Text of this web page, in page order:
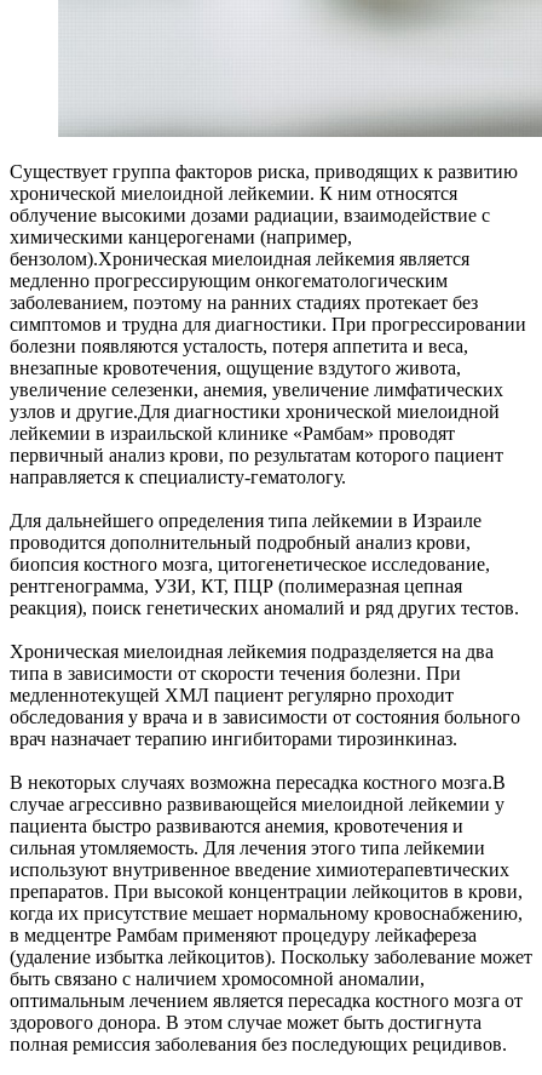
Существует группа факторов риска, приводящих к развитию
хронической миелоидной лейкемии. К ним относятся
облучение высокими дозами радиации, взаимодействие с
химическими канцерогенами (например,
бензолом).Хроническая миелоидная лейкемия является
медленно прогрессирующим онкогематологическим
заболеванием, поэтому на ранних стадиях протекает без
симптомов и трудна для диагностики. При прогрессировании
болезни появляются усталость, потеря аппетита и веса,
внезапные кровотечения, ощущение вздутого живота,
увеличение селезенки, анемия, увеличение лимфатических
узлов и другие.Для диагностики хронической миелоидной
лейкемии в израильской клинике «Рамбам» проводят
первичный анализ крови, по результатам которого пациент
направляется к специалисту-гематологу.
Для дальнейшего определения типа лейкемии в Израиле
проводится дополнительный подробный анализ крови,
биопсия костного мозга, цитогенетическое исследование,
рентгенограмма, УЗИ, КТ, ПЦР (полимеразная цепная
реакция), поиск генетических аномалий и ряд других тестов.
Хроническая миелоидная лейкемия подразделяется на два
типа в зависимости от скорости течения болезни. При
медленнотекущей ХМЛ пациент регулярно проходит
обследования у врача и в зависимости от состояния больного
врач назначает терапию ингибиторами тирозинкиназ.
В некоторых случаях возможна пересадка костного мозга.В
случае агрессивно развивающейся миелоидной лейкемии у
пациента быстро развиваются анемия, кровотечения и
сильная утомляемость. Для лечения этого типа лейкемии
используют внутривенное введение химиотерапевтических
препаратов. При высокой концентрации лейкоцитов в крови,
когда их присутствие мешает нормальному кровоснабжению,
в медцентре Рамбам применяют процедуру лейкафереза
(удаление избытка лейкоцитов). Поскольку заболевание может
быть связано с наличием хромосомной аномалии,
оптимальным лечением является пересадка костного мозга от
здорового донора. В этом случае может быть достигнута
полная ремиссия заболевания без последующих рецидивов.